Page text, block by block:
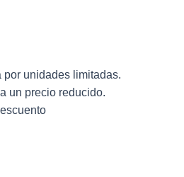
por unidades limitadas.
un precio reducido.